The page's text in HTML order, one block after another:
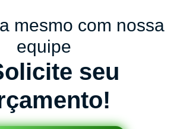
mesmo com nossa
equipe
seu